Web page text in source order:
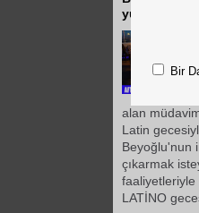
yükseltmeye
alan
Latin
Beyoğlu'nun
çıkarmak
faaliyetleriyle
LATİNO
Bir